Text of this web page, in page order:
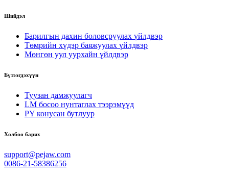
Шийдэл
Барилгын дахин боловсруулах үйлдвэр
Төмрийн хүдэр баяжуулах үйлдвэр
Мөнгөн уул уурхайн үйлдвэр
Бүтээгдэхүүн
Туузан дамжуулагч
LM босоо нунтаглах тээрэмүүд
PY конусан бутлуур
Холбоо барих
support@pejaw.com
0086-21-58386256